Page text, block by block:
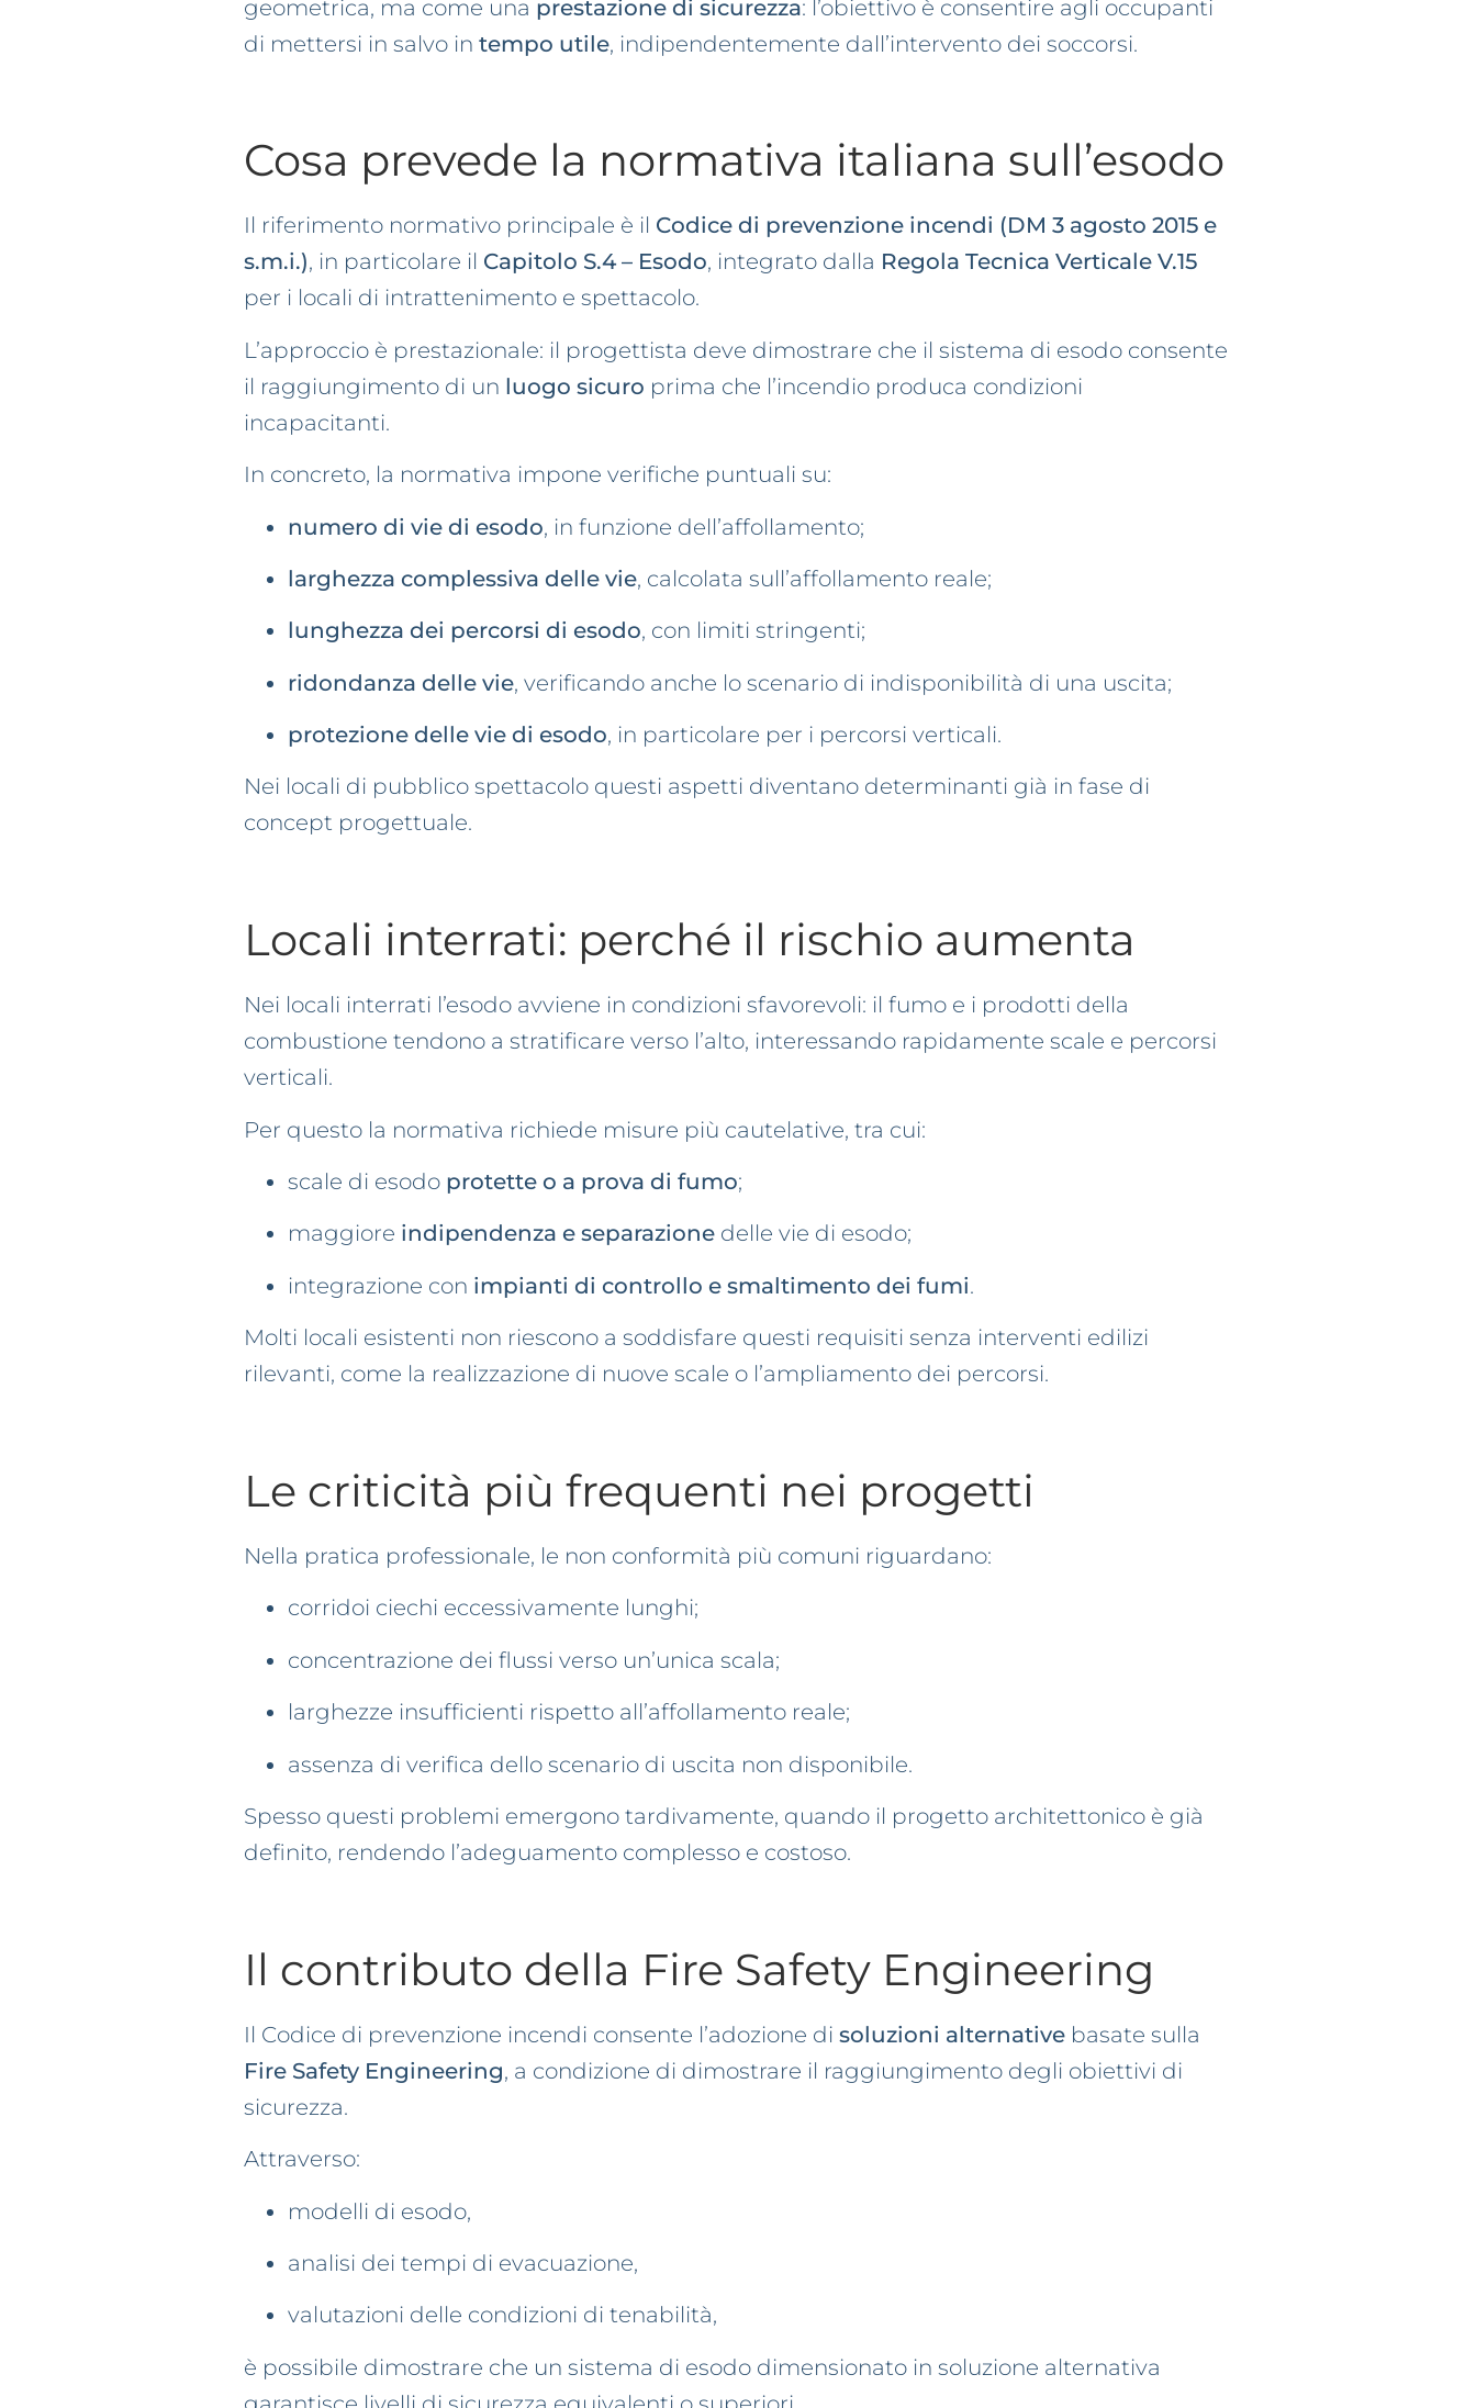
geometrica, ma come una prestazione di sicurezza: l’obiettivo è consentire agli occupanti
di mettersi in salvo in tempo utile, indipendentemente dall’intervento dei soccorsi.
Cosa prevede la normativa italiana sull’esodo
Il riferimento normativo principale è il Codice di prevenzione incendi (DM 3 agosto 2015 e
s.m.i.), in particolare il Capitolo S.4 – Esodo, integrato dalla Regola Tecnica Verticale V.15
per i locali di intrattenimento e spettacolo.
L’approccio è prestazionale: il progettista deve dimostrare che il sistema di esodo consente
il raggiungimento di un luogo sicuro prima che l’incendio produca condizioni
incapacitanti.
In concreto, la normativa impone verifiche puntuali su:
numero di vie di esodo, in funzione dell’affollamento;
larghezza complessiva delle vie, calcolata sull’affollamento reale;
lunghezza dei percorsi di esodo, con limiti stringenti;
ridondanza delle vie, verificando anche lo scenario di indisponibilità di una uscita;
protezione delle vie di esodo, in particolare per i percorsi verticali.
Nei locali di pubblico spettacolo questi aspetti diventano determinanti già in fase di
concept progettuale.
Locali interrati: perché il rischio aumenta
Nei locali interrati l’esodo avviene in condizioni sfavorevoli: il fumo e i prodotti della
combustione tendono a stratificare verso l’alto, interessando rapidamente scale e percorsi
verticali.
Per questo la normativa richiede misure più cautelative, tra cui:
scale di esodo protette o a prova di fumo;
maggiore indipendenza e separazione delle vie di esodo;
integrazione con impianti di controllo e smaltimento dei fumi.
Molti locali esistenti non riescono a soddisfare questi requisiti senza interventi edilizi
rilevanti, come la realizzazione di nuove scale o l’ampliamento dei percorsi.
Le criticità più frequenti nei progetti
Nella pratica professionale, le non conformità più comuni riguardano:
corridoi ciechi eccessivamente lunghi;
concentrazione dei flussi verso un’unica scala;
larghezze insufficienti rispetto all’affollamento reale;
assenza di verifica dello scenario di uscita non disponibile.
Spesso questi problemi emergono tardivamente, quando il progetto architettonico è già
definito, rendendo l’adeguamento complesso e costoso.
Il contributo della Fire Safety Engineering
Il Codice di prevenzione incendi consente l’adozione di soluzioni alternative basate sulla
Fire Safety Engineering, a condizione di dimostrare il raggiungimento degli obiettivi di
sicurezza.
Attraverso:
modelli di esodo,
analisi dei tempi di evacuazione,
valutazioni delle condizioni di tenabilità,
è possibile dimostrare che un sistema di esodo dimensionato in soluzione alternativa